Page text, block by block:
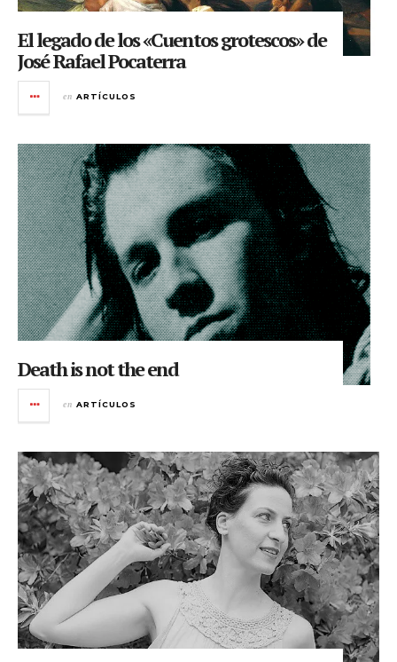
El legado de los «Cuentos grotescos» de
José Rafael Pocaterra
en ARTÍCULOS
Death is not the end
en ARTÍCULOS